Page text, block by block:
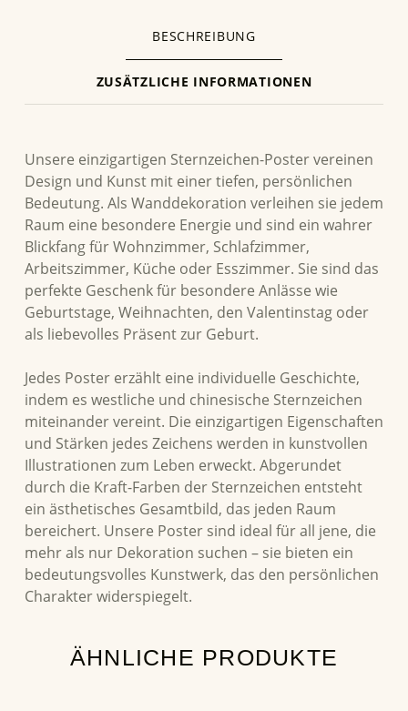
BESCHREIBUNG
ZUSÄTZLICHE INFORMATIONEN
Unsere einzigartigen Sternzeichen-Poster vereinen
Design und Kunst mit einer tiefen, persönlichen
Bedeutung. Als Wanddekoration verleihen sie jedem
Raum eine besondere Energie und sind ein wahrer
Blickfang für Wohnzimmer, Schlafzimmer,
Arbeitszimmer, Küche oder Esszimmer. Sie sind das
perfekte Geschenk für besondere Anlässe wie
Geburtstage, Weihnachten, den Valentinstag oder
als liebevolles Präsent zur Geburt.
Jedes Poster erzählt eine individuelle Geschichte,
indem es westliche und chinesische Sternzeichen
miteinander vereint. Die einzigartigen Eigenschaften
und Stärken jedes Zeichens werden in kunstvollen
Illustrationen zum Leben erweckt. Abgerundet
durch die Kraft-Farben der Sternzeichen entsteht
ein ästhetisches Gesamtbild, das jeden Raum
bereichert. Unsere Poster sind ideal für all jene, die
mehr als nur Dekoration suchen – sie bieten ein
bedeutungsvolles Kunstwerk, das den persönlichen
Charakter widerspiegelt.
ÄHNLICHE PRODUKTE